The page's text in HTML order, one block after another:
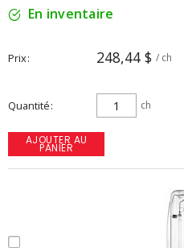
En inventaire
Prix 248,44 $ / ch
Quantité ch
AJOUTER AU
PANIER